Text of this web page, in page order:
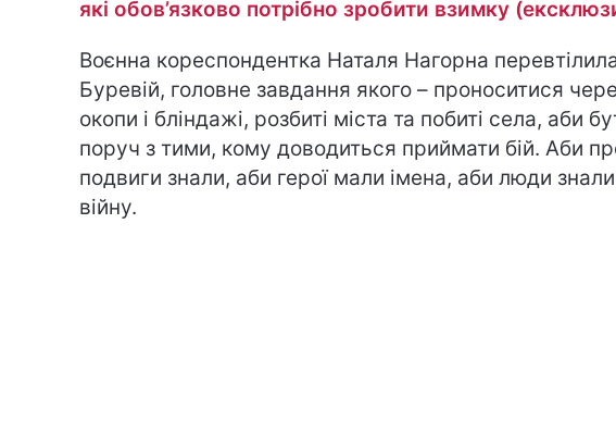
які обов’язково потрібно зробити взимку
Воєнна кореспондентка Наталя Нагорна
Буревій, головне завдання якого – проноситися
окопи і бліндажі, розбиті міста та побиті села, аби
поруч з тими, кому доводиться приймати бій. Аби
подвиги знали, аби герої мали імена, аби люди
війну.